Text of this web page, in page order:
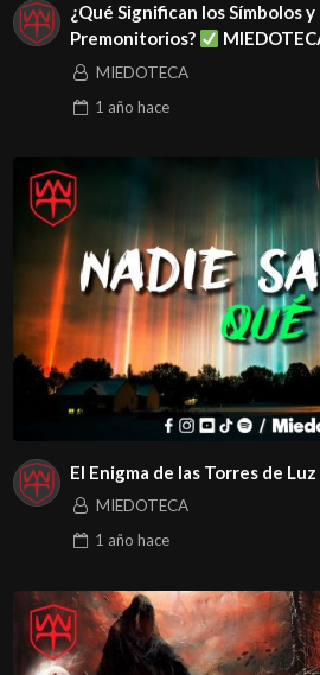
¿Qué Significan los Símbolos y
Premonitorios?
MIEDOTECA
1 año hace
El Enigma de las Torres de Luz
MIEDOTECA
1 año hace